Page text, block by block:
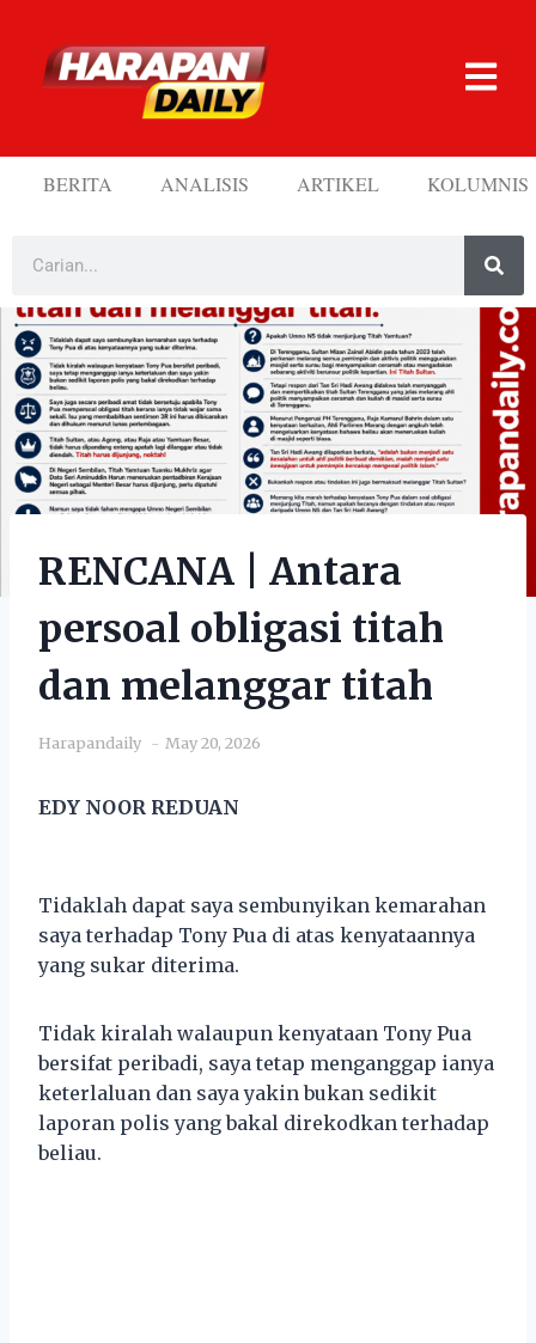
BERITA ANALISIS ARTIKEL KOLUMNIS
RENCANA | Antara
persoal obligasi titah
dan melanggar titah
Harapandaily May 20, 2026
EDY NOOR REDUAN
Tidaklah dapat saya sembunyikan kemarahan
saya terhadap Tony Pua di atas kenyataannya
yang sukar diterima.
Tidak kiralah walaupun kenyataan Tony Pua
bersifat peribadi, saya tetap menganggap ianya
keterlaluan dan saya yakin bukan sedikit
laporan polis yang bakal direkodkan terhadap
beliau.